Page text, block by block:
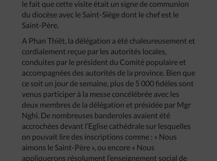
le fait que cette visite était un signe de communion
du diocèse avec le Saint-Siège dont le chef est le
Saint-Père.
A Phan Thiêt, la délégation a été chaleureusement et
cordialement reçue par les autorités locales,
conduites par le président du Comité populaire et
accompagnées des autorités de la province. Bien que
ce soit un jour de semaine, plus de 5 000 fidèles sont
venus participer à la messe concélébrée avec les
deux membres de la délégation et présidée par Mgr
Nghi. De nombreuses banderoles avaient été
accrochées devant l’Eglise cathédrale sur lesquelles
on pouvait lire des inscriptions comme : « Nous
aimons le Saint-Père », ou encore « Nous
appliquerons résolument l’enseignement social de